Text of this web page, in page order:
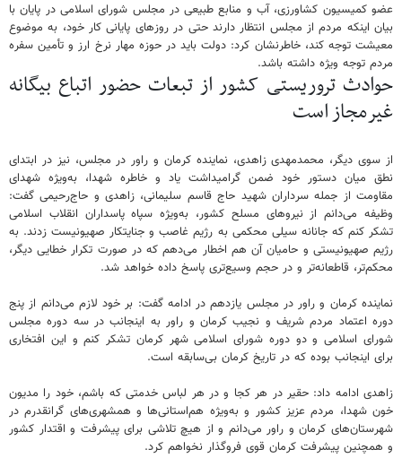
عضو کمیسیون کشاورزی، آب و منابع طبیعی در مجلس شورای اسلامی در پایان با
بیان اینکه مردم از مجلس انتظار دارند حتی در روزهای پایانی کار خود، به موضوع
معیشت توجه کند، خاطرنشان کرد: دولت باید در حوزه مهار نرخ ارز و تأمین سفره
مردم توجه ویژه داشته باشد.
حوادث تروریستی کشور از تبعات حضور اتباع بیگانه
غیرمجاز است
از سوی دیگر، محمدمهدی زاهدی، نماینده کرمان و راور در مجلس، نیز در ابتدای
نطق میان دستور خود ضمن گرامیداشت یاد و خاطره شهدا، به‌ویژه شهدای
مقاومت از جمله سرداران شهید حاج قاسم سلیمانی، زاهدی و حاج‌رحیمی گفت:
وظیفه می‌دانم از نیروهای مسلح کشور، به‌ویژه سپاه پاسداران انقلاب اسلامی
تشکر کنم که جانانه سیلی محکمی به رژیم غاصب و جنایتکار صهیونیست زدند. به
رژیم صهیونیستی و حامیان آن هم اخطار می‌دهم که در صورت تکرار خطایی دیگر،
محکم‌تر، قاطعانه‌تر و در حجم وسیع‌تری پاسخ داده خواهد شد.
نماینده کرمان و راور در مجلس یازدهم در ادامه گفت: بر خود لازم می‌دانم از پنج
دوره اعتماد مردم شریف و نجیب کرمان و راور به اینجانب در سه دوره مجلس
شورای اسلامی و دو دوره شورای اسلامی شهر کرمان تشکر کنم و این افتخاری
برای اینجانب بوده که در تاریخ کرمان بی‌سابقه است.
زاهدی ادامه داد: حقیر در هر کجا و در هر لباس خدمتی که باشم، خود را مدیون
خون شهدا، مردم عزیز کشور و به‌ویژه هم‌استانی‌ها و همشهری‌های گرانقدرم در
شهرستان‌های کرمان و راور می‌دانم و از هیچ تلاشی برای پیشرفت و اقتدار کشور
و همچنین پیشرفت کرمان قوی فروگذار نخواهم کرد.